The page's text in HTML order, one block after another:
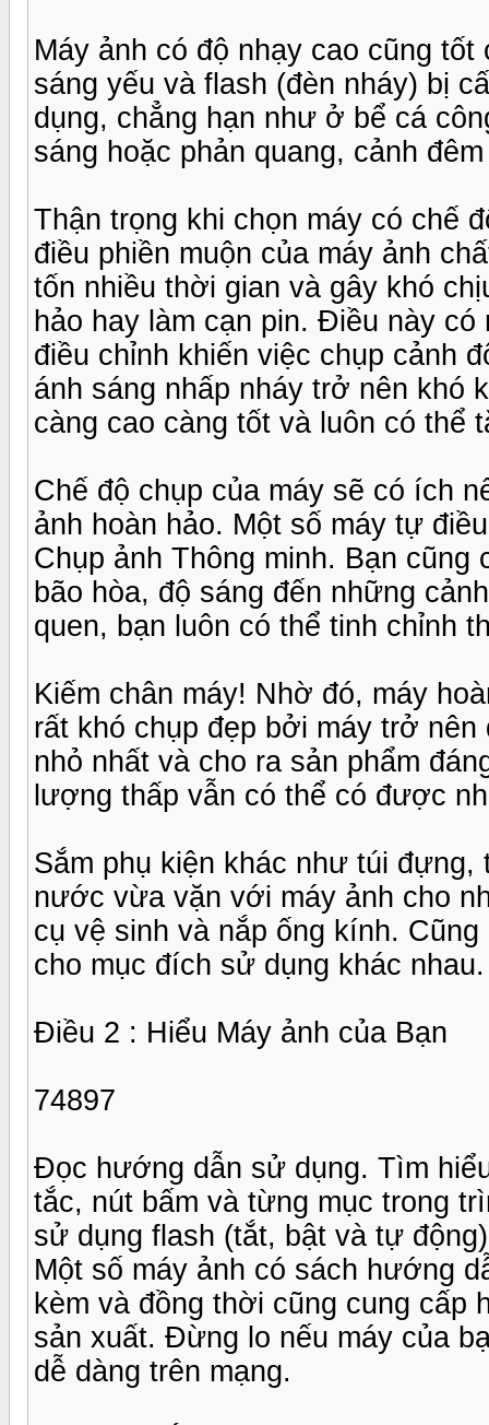
Máy ảnh có độ nhạy cao cũng
sáng yếu và flash (đèn nháy) bị
dụng, chẳng hạn như ở bể cá
sáng hoặc phản quang, cảnh
Thận trọng khi chọn máy có chế
điều phiền muộn của máy ảnh
tốn nhiều thời gian và gây khó
hảo hay làm cạn pin. Điều này
điều chỉnh khiến việc chụp cảnh
ánh sáng nhấp nháy trở nên khó
càng cao càng tốt và luôn có thể
Chế độ chụp của máy sẽ có ích
ảnh hoàn hảo. Một số máy tự
Chụp ảnh Thông minh. Bạn
bão hòa, độ sáng đến những
quen, bạn luôn có thể tinh chỉnh
Kiếm chân máy! Nhờ đó, máy
rất khó chụp đẹp bởi máy trở
nhỏ nhất và cho ra sản phẩm
lượng thấp vẫn có thể có được
Sắm phụ kiện khác như túi
nước vừa vặn với máy ảnh cho
cụ vệ sinh và nắp ống kính.
cho mục đích sử dụng khác nhau.
Điều 2 : Hiểu Máy ảnh của Bạn
74897
Đọc hướng dẫn sử dụng. Tìm
tắc, nút bấm và từng mục trong
sử dụng flash (tắt, bật và tự
Một số máy ảnh có sách hướng
kèm và đồng thời cũng cung
sản xuất. Đừng lo nếu máy của
dễ dàng trên mạng.